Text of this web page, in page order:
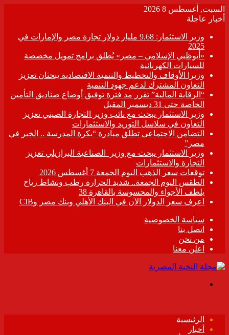
السبت, أغسطس 8 2026
أخبار عاجلة
وزير الاستثمار: 9.68 مليار دولار تجارة مصر والإمارات في
2025
«أبوظبي الإسلامي – مصر» يُطلق برامج تمويل مخصصة
للسيارات الكهربائية
وزيرا الأوقاف والتخطيط والتنمية الاقتصادية يبحثان تعزيز
التعاون المشترك لدعم جهود التنمية
“الرقابة المالية” تقرر مد فترة توفيق أوضاع صناديق التأمين
الخاصة حتى 31 ديسمبر المقبل
وزير الاستثمار يبحث مع نائب وزير التجارة الصيني تعزيز
التعاون في سلاسل التوريد والاستثمارات
التضامن الاجتماعي تطلق مبادرة “بكرة المدرسة .. الخير في
مصر”
وزير الاستثمار يبحث مع وزير الصناعية البرازيلي تعزيز
التجارة والاستثمارات
توقعات سعر الذهب اليوم الجمعة 7 أغسطس 2026
الطقس اليوم الجمعة.. شديد الحرارة رطب ونشاط رياح
يلطف الأجواء والمحسوسة بالقاهرة 38
اعرف سعر الدولار الآن في البنك الأهلي وبنك مصر وCIB
سياسة الخصوصية
اتصل بنا
من نحن
اعلن معنا
الرئيسية
أخبار